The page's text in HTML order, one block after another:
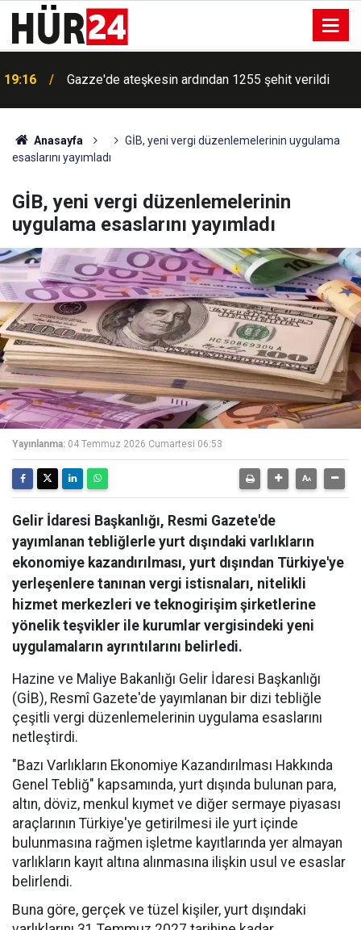
19:16 Gazze'de ateşkesin ardından 1255 şehit verildi
Anasayfa
GİB, yeni vergi düzenlemelerinin uygulama
esaslarını yayımladı
GİB, yeni vergi düzenlemelerinin
uygulama esaslarını yayımladı
Yayınlanma: 04 Temmuz 2026 Cumartesi 06:53
Gelir İdaresi Başkanlığı, Resmi Gazete'de
yayımlanan tebliğlerle yurt dışındaki varlıkların
ekonomiye kazandırılması, yurt dışından Türkiye'ye
yerleşenlere tanınan vergi istisnaları, nitelikli
hizmet merkezleri ve teknogirişim şirketlerine
yönelik teşvikler ile kurumlar vergisindeki yeni
uygulamaların ayrıntılarını belirledi.
Hazine ve Maliye Bakanlığı Gelir İdaresi Başkanlığı
(GİB), Resmî Gazete'de yayımlanan bir dizi tebliğle
çeşitli vergi düzenlemelerinin uygulama esaslarını
netleştirdi.
"Bazı Varlıkların Ekonomiye Kazandırılması Hakkında
Genel Tebliğ" kapsamında, yurt dışında bulunan para,
altın, döviz, menkul kıymet ve diğer sermaye piyasası
araçlarının Türkiye'ye getirilmesi ile yurt içinde
bulunmasına rağmen işletme kayıtlarında yer almayan
varlıkların kayıt altına alınmasına ilişkin usul ve esaslar
belirlendi.
Buna göre, gerçek ve tüzel kişiler, yurt dışındaki